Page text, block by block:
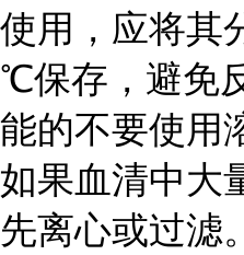
使用，应将其
℃保存，避免
能的不要使用
如果血清中大
先离心或过滤